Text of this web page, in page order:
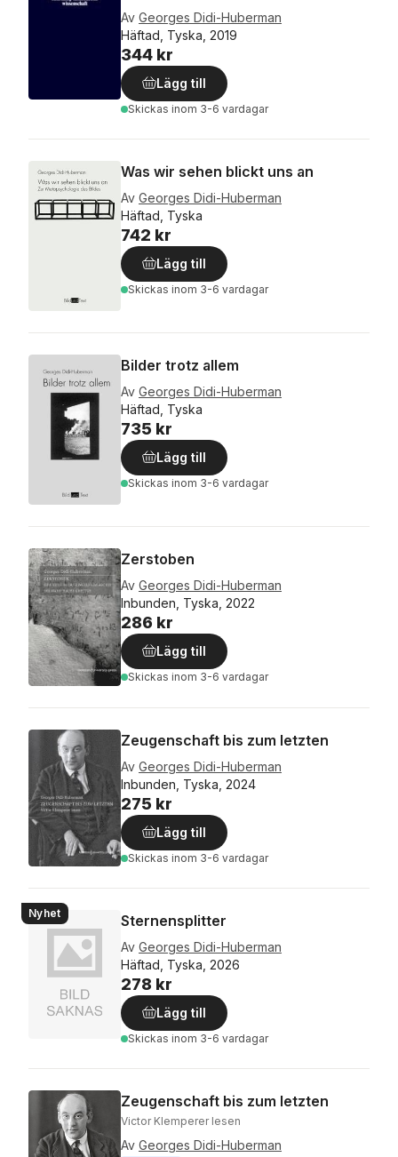
Av Georges Didi-Huberman
Häftad, Tyska, 2019
344 kr
Lägg till
Skickas inom 3-6 vardagar
Was wir sehen blickt uns an
Av Georges Didi-Huberman
Häftad, Tyska
742 kr
Lägg till
Skickas inom 3-6 vardagar
Bilder trotz allem
Av Georges Didi-Huberman
Häftad, Tyska
735 kr
Lägg till
Skickas inom 3-6 vardagar
Zerstoben
Av Georges Didi-Huberman
Inbunden, Tyska, 2022
286 kr
Lägg till
Skickas inom 3-6 vardagar
Zeugenschaft bis zum letzten
Av Georges Didi-Huberman
Inbunden, Tyska, 2024
275 kr
Lägg till
Skickas inom 3-6 vardagar
Nyhet Sternensplitter
Av Georges Didi-Huberman
Häftad, Tyska, 2026
278 kr
Lägg till
Skickas inom 3-6 vardagar
Zeugenschaft bis zum letzten
Victor Klemperer lesen
Av Georges Didi-Huberman